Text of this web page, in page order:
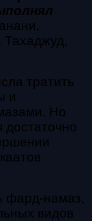
Тахаджуд,
тратить
и
Но
достаточно
фард-намаз,
видов